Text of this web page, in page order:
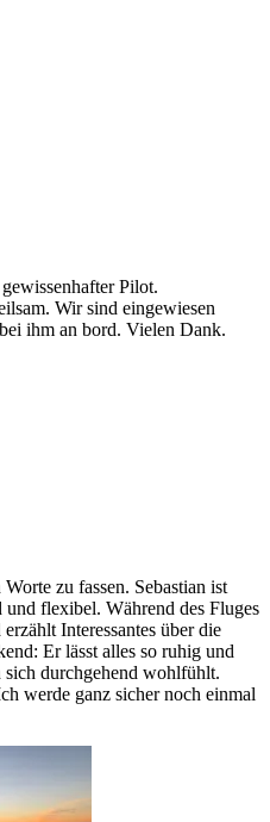
Pilot.
Wir sind eingewiesen
ihm an bord. Vielen Dank.
zu fassen. Sebastian ist
flexibel. Während des Fluges
Interessantes über die
Er lässt alles so ruhig und
sich durchgehend wohlfühlt.
werde ganz sicher noch einmal